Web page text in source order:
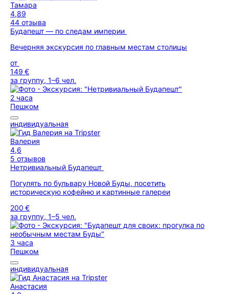
Тамара
4,89
44 отзыва
Будапешт — по следам империи
Вечерняя экскурсия по главным местам столицы
от
149 €
за группу, 1–6 чел.
2 часа
Пешком
индивидуальная
Валерия
4,6
5 отзывов
Нетривиальный Будапешт
Погулять по бульвару Новой Буды, посетить
историческую кофейню и картинные галереи
200 €
за группу, 1–5 чел.
3 часа
Пешком
индивидуальная
Анастасия